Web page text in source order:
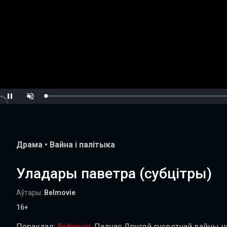
Pause UnmuteLoaded:
Драма • Вайна і палітыка
Уладары паветра (субцітры)
Аўтары: Belmovie
16+